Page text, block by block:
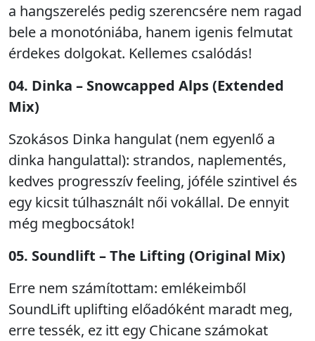
a hangszerelés pedig szerencsére nem ragad
bele a monotóniába, hanem igenis felmutat
érdekes dolgokat. Kellemes csalódás!
04. Dinka – Snowcapped Alps (Extended
Mix)
Szokásos Dinka hangulat (nem egyenlő a
dinka hangulattal): strandos, naplementés,
kedves progresszív feeling, jóféle szintivel és
egy kicsit túlhasznált női vokállal. De ennyit
még megbocsátok!
05. Soundlift – The Lifting (Original Mix)
Erre nem számítottam: emlékeimből
SoundLift uplifting előadóként maradt meg,
erre tessék, ez itt egy Chicane számokat